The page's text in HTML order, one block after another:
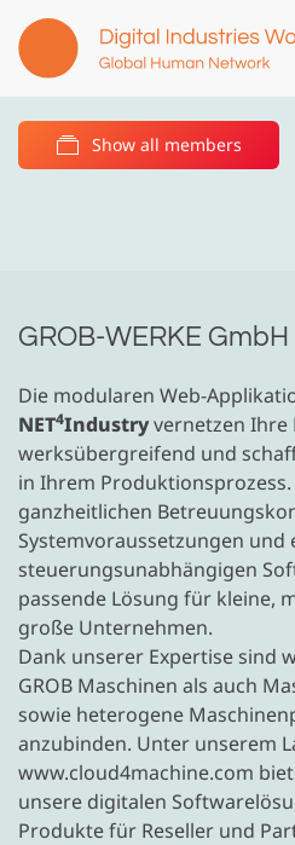
Skip to main content
Show all members
GROB-WERKE GmbH
Die modularen Web-
NET4Industryvernetzen Ihre
werksübergreifend und
in Ihrem
ganzheitlichen
Systemvoraussetzungen und
steuerungsunabhängigen
passende Lösung für kleine,
große Unternehmen.
Dank unserer Expertise sind
GROB Maschinen als auch
sowie heterogene
anzubinden. Unter unserem
www.cloud4machine.com
unsere digitalen
Produkte für Reseller und